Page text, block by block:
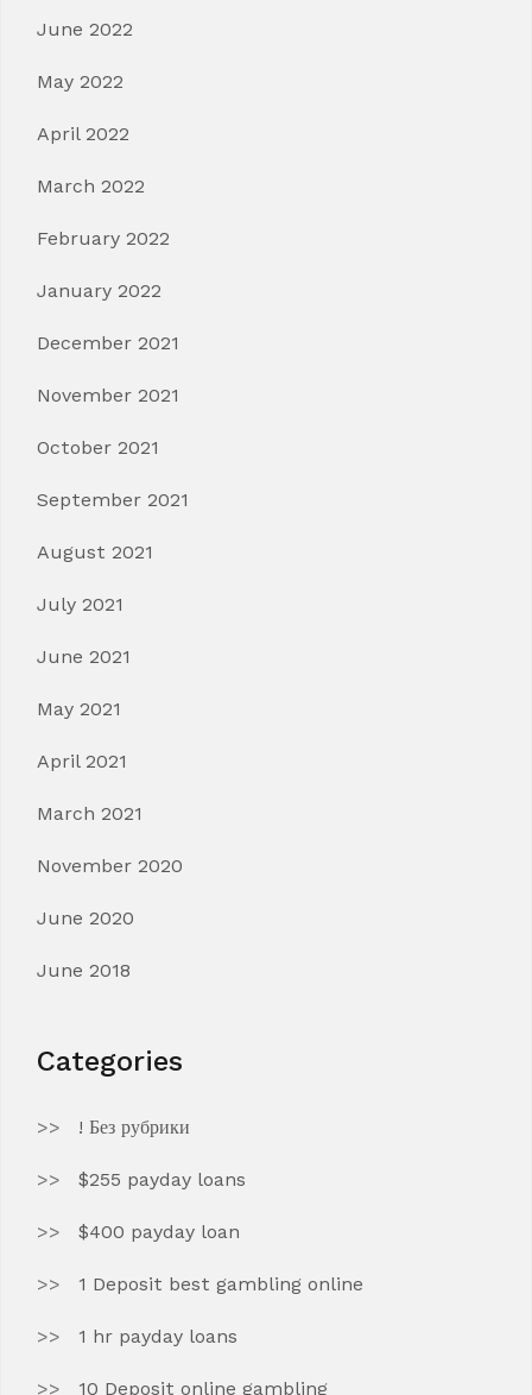
June 2022
May 2022
April 2022
March 2022
February 2022
January 2022
December 2021
November 2021
October 2021
September 2021
August 2021
July 2021
June 2021
May 2021
April 2021
March 2021
November 2020
June 2020
June 2018
Categories
! Без рубрики
$255 payday loans
$400 payday loan
1 Deposit best gambling online
1 hr payday loans
10 Deposit online gambling